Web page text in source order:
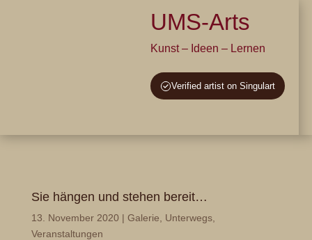
UMS-Arts
Kunst – Ideen – Lernen
Verified artist on Singulart
Sie hängen und stehen bereit…
13. November 2020 | Galerie Unterwegs,
Veranstaltungen